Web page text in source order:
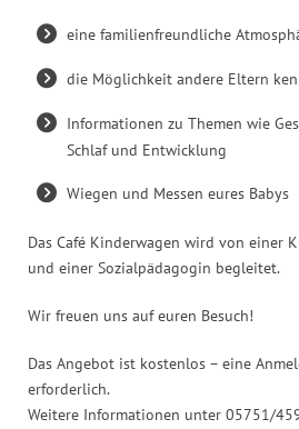
eine familienfreundliche
die Möglichkeit andere Eltern
Informationen zu Themen wie
Schlaf und Entwicklung
Wiegen und Messen eures Babys
Das Café Kinderwagen wird von einer
und einer Sozialpädagogin begleitet.
Wir freuen uns auf euren Besuch!
Das Angebot ist kostenlos – eine
erforderlich.
Weitere Informationen unter 05751/